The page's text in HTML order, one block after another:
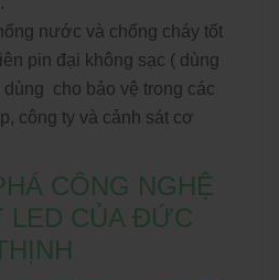
nước và chống cháy tốt
pin đại không sạc ( dùng
cho bảo vệ trong các
công ty và cảnh sát cơ
CÔNG NGHỆ
LED CỦA ĐỨC